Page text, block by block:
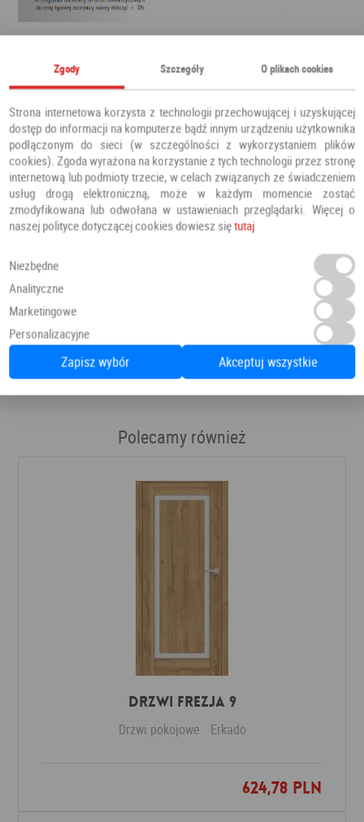
Polecamy również
DRZWI FREZJA 9
Drzwi pokojowe Erkado
624,78 PLN
Dodaj do ulubionych
Zgody Szczegóły O plikach cookies
Strona internetowa korzysta z technologii przechowującej i uzyskującej
dostęp do informacji na komputerze bądź innym urządzeniu użytkownika
podłączonym do sieci (w szczególności z wykorzystaniem plików
cookies). Zgoda wyrażona na korzystanie z tych technologii przez stronę
internetową lub podmioty trzecie, w celach związanych ze świadczeniem
usług drogą elektroniczną, może w każdym momencie zostać
zmodyfikowana lub odwołana w ustawieniach przeglądarki. Więcej o
naszej polityce dotyczącej cookies dowiesz siętutaj
Niezbędne
Analityczne
Marketingowe
Personalizacyjne
Zapisz wybór Akceptuj wszystkie